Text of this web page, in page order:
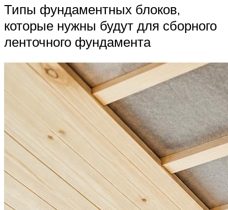
Типы фундаментных блоков,
которые нужны будут для сборного
ленточного фундамента